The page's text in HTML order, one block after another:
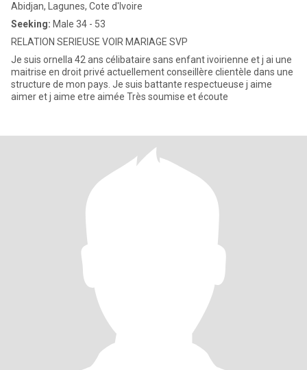
Abidjan, Lagunes, Cote d'Ivoire
Seeking: Male 34 - 53
RELATION SERIEUSE VOIR MARIAGE SVP
Je suis ornella 42 ans célibataire sans enfant ivoirienne et j ai une
maitrise en droit privé actuellement conseillère clientèle dans une
structure de mon pays. Je suis battante respectueuse j aime
aimer et j aime etre aimée Très soumise et écoute